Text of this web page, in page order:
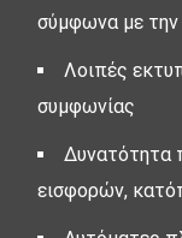
σύμφωνα με την
Λοιπές
συμφωνίας
Δυνατότητα
εισφορών,